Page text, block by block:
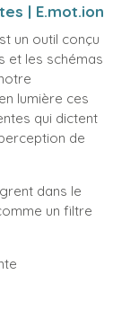
| E.mot.ion
un outil conçu
et les schémas
lumière ces
qui dictent
de
dans le
un filtre